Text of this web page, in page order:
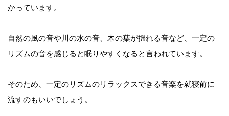
かっています。
自然の風の音や川の水の音、木の葉が揺れる音など、一定の
リズムの音を感じると眠りやすくなると言われています。
そのため、一定のリズムのリラックスできる音楽を就寝前に
流すのもいいでしょう。